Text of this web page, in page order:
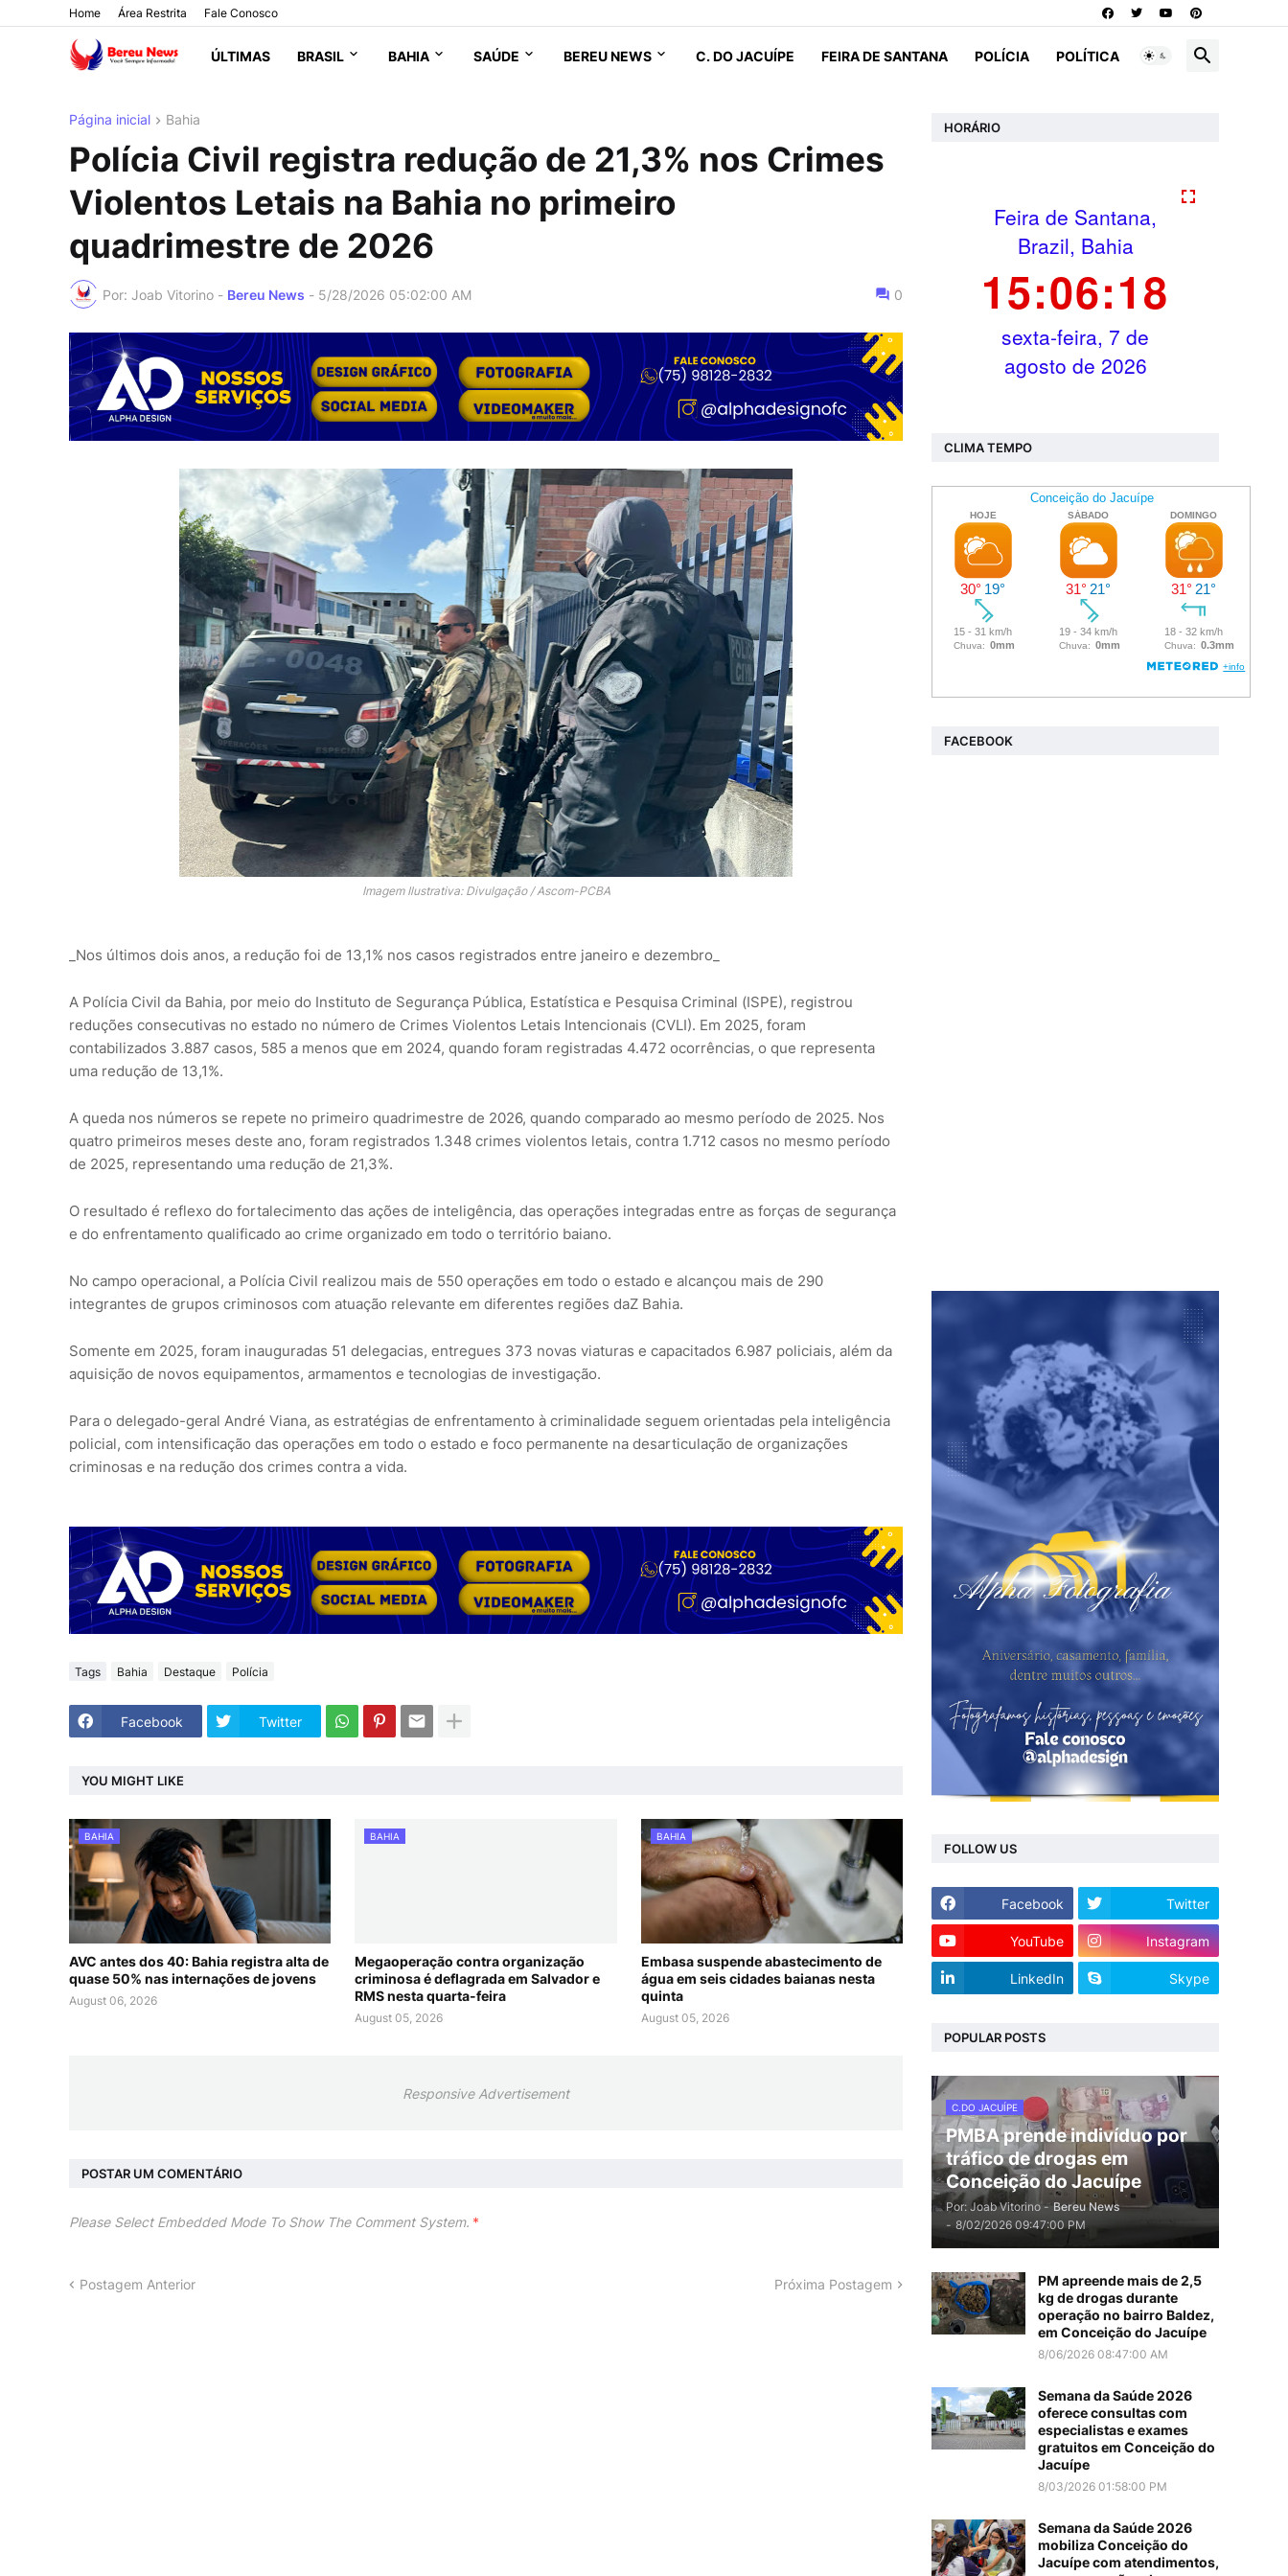
Home Área Restrita Fale Conosco
ÚLTIMAS BRASIL BAHIA SAÚDE BEREU NEWS C. DO JACUÍPE FEIRA DE SANTANA POLÍCIA POLÍTICA
Página inicial Bahia
Polícia Civil registra redução de 21,3% nos Crimes
Violentos Letais na Bahia no primeiro
quadrimestre de 2026
Por: Joab Vitorino - Bereu News - 5/28/2026 05:02:00 AM 0
Imagem Ilustrativa: Divulgação / Ascom-PCBA
_Nos últimos dois anos, a redução foi de 13,1% nos casos registrados entre janeiro e dezembro_
A Polícia Civil da Bahia, por meio do Instituto de Segurança Pública, Estatística e Pesquisa Criminal (ISPE), registrou
reduções consecutivas no estado no número de Crimes Violentos Letais Intencionais (CVLI). Em 2025, foram
contabilizados 3.887 casos, 585 a menos que em 2024, quando foram registradas 4.472 ocorrências, o que representa
uma redução de 13,1%.
A queda nos números se repete no primeiro quadrimestre de 2026, quando comparado ao mesmo período de 2025. Nos
quatro primeiros meses deste ano, foram registrados 1.348 crimes violentos letais, contra 1.712 casos no mesmo período
de 2025, representando uma redução de 21,3%.
O resultado é reflexo do fortalecimento das ações de inteligência, das operações integradas entre as forças de segurança
e do enfrentamento qualificado ao crime organizado em todo o território baiano.
No campo operacional, a Polícia Civil realizou mais de 550 operações em todo o estado e alcançou mais de 290
integrantes de grupos criminosos com atuação relevante em diferentes regiões daZ Bahia.
Somente em 2025, foram inauguradas 51 delegacias, entregues 373 novas viaturas e capacitados 6.987 policiais, além da
aquisição de novos equipamentos, armamentos e tecnologias de investigação.
Para o delegado-geral André Viana, as estratégias de enfrentamento à criminalidade seguem orientadas pela inteligência
policial, com intensificação das operações em todo o estado e foco permanente na desarticulação de organizações
criminosas e na redução dos crimes contra a vida.
Tags Bahia Destaque Polícia
Facebook Twitter
YOU MIGHT LIKE
BAHIA
AVC antes dos 40: Bahia registra alta de
quase 50% nas internações de jovens
August 06, 2026
BAHIA
Megaoperação contra organização
criminosa é deflagrada em Salvador e
RMS nesta quarta-feira
August 05, 2026
BAHIA
Embasa suspende abastecimento de
água em seis cidades baianas nesta
quinta
August 05, 2026
Responsive Advertisement
POSTAR UM COMENTÁRIO
Please Select Embedded Mode To Show The Comment System. *
Postagem Anterior Próxima Postagem
HORÁRIO
CLIMA TEMPO
FACEBOOK
FOLLOW US
Facebook Twitter
YouTube Instagram
LinkedIn Skype
POPULAR POSTS
C.DO JACUÍPE
PMBA prende indivíduo por
tráfico de drogas em
Conceição do Jacuípe
Por: Joab Vitorino - Bereu News
- 8/02/2026 09:47:00 PM
PM apreende mais de 2,5
kg de drogas durante
operação no bairro Baldez,
em Conceição do Jacuípe
8/06/2026 08:47:00 AM
Semana da Saúde 2026
oferece consultas com
especialistas e exames
gratuitos em Conceição do
Jacuípe
8/03/2026 01:58:00 PM
Semana da Saúde 2026
mobiliza Conceição do
Jacuípe com atendimentos,